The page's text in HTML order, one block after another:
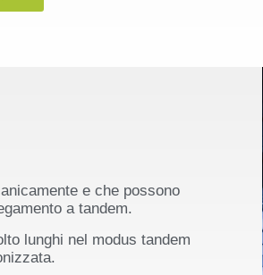
e che possono
a tandem.
lunghi nel modus tandem